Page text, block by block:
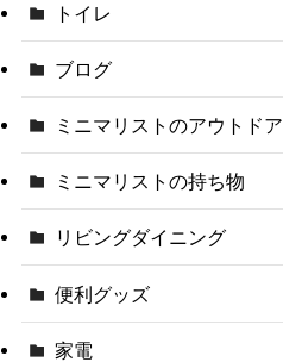
トイレ
ブログ
ミニマリストのアウトドア
ミニマリストの持ち物
リビングダイニング
便利グッズ
家電